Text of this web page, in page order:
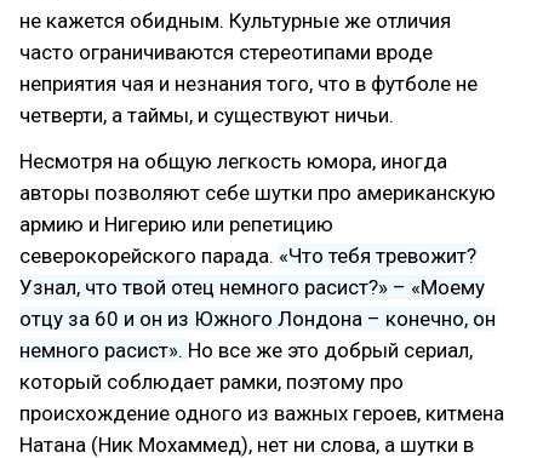
не кажется обидным. Культурные же отличия
часто ограничиваются стереотипами вроде
неприятия чая и незнания того, что в футболе не
четверти, а таймы, и существуют ничьи.
Несмотря на общую легкость юмора, иногда
авторы позволяют себе шутки про американскую
армию и Нигерию или репетицию
северокорейского парада. «Что тебя тревожит?
Узнал, что твой отец немного расист?» – «Моему
отцу за 60 и он из Южного Лондона – конечно, он
немного расист». Но все же это добрый сериал,
который соблюдает рамки, поэтому про
происхождение одного из важных героев, китмена
Натана (Ник Мохаммед), нет ни слова, а шутки в